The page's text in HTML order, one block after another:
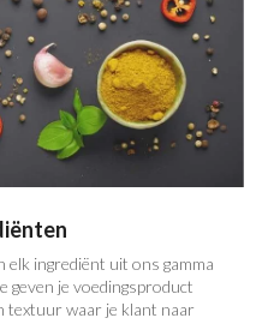
elk ingrediënt uit ons gamma
geven je voedingsproduct
textuur waar je klant naar